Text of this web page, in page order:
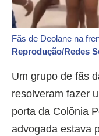
Fãs de Deolane na
Reprodução/Redes
Um grupo de fãs
resolveram fazer
porta da Colônia
advogada estava